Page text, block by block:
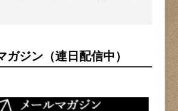
ガジン（連日配信中）